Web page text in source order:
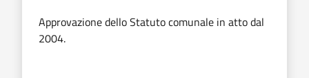
Approvazione dello Statuto comunale in atto dal
2004.